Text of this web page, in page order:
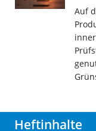
Auf
Heftinhalte